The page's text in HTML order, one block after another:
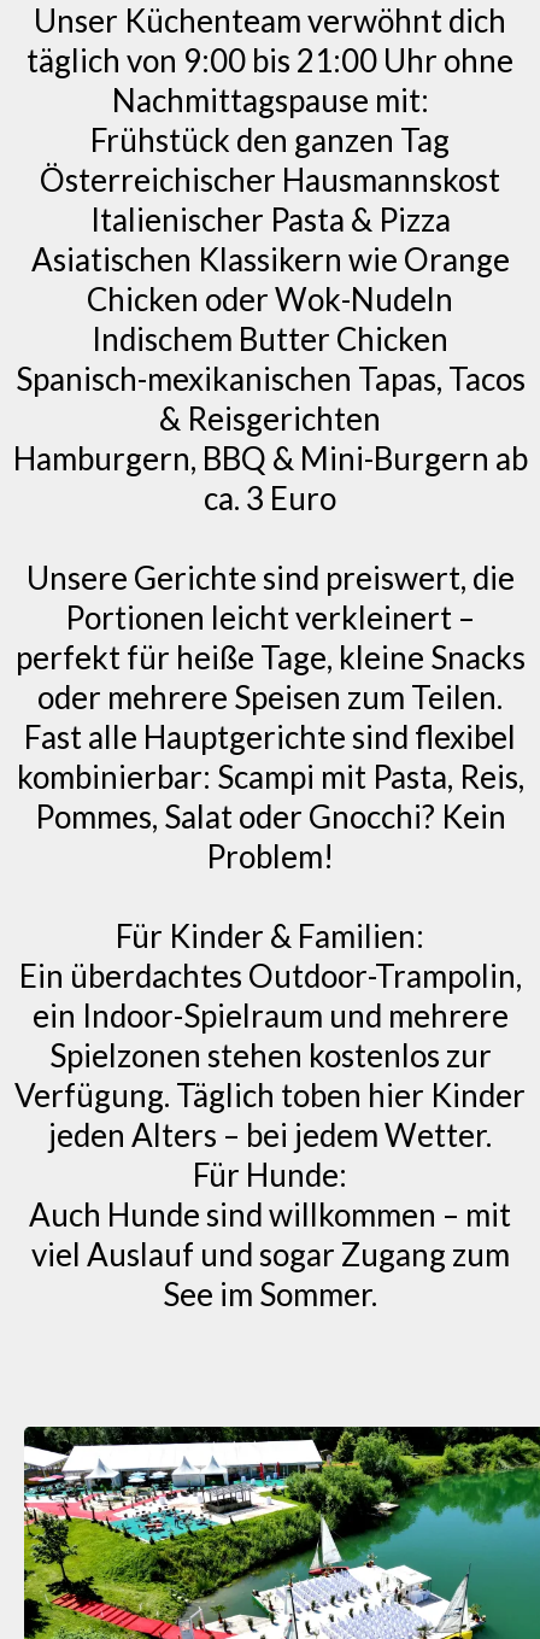
Unser Küchenteam verwöhnt dich
täglich von 9:00 bis 21:00 Uhr ohne
Nachmittagspause mit:
Frühstück den ganzen Tag
Österreichischer Hausmannskost
Italienischer Pasta & Pizza
Asiatischen Klassikern wie Orange
Chicken oder Wok-Nudeln
Indischem Butter Chicken
Spanisch-mexikanischen Tapas, Tacos
& Reisgerichten
Hamburgern, BBQ & Mini-Burgern ab
ca. 3 Euro
Unsere Gerichte sind preiswert, die
Portionen leicht verkleinert –
perfekt für heiße Tage, kleine Snacks
oder mehrere Speisen zum Teilen.
Fast alle Hauptgerichte sind flexibel
kombinierbar: Scampi mit Pasta, Reis,
Pommes, Salat oder Gnocchi? Kein
Problem!
Für Kinder & Familien:
Ein überdachtes Outdoor-Trampolin,
ein Indoor-Spielraum und mehrere
Spielzonen stehen kostenlos zur
Verfügung. Täglich toben hier Kinder
jeden Alters – bei jedem Wetter.
Für Hunde:
Auch Hunde sind willkommen – mit
viel Auslauf und sogar Zugang zum
See im Sommer.